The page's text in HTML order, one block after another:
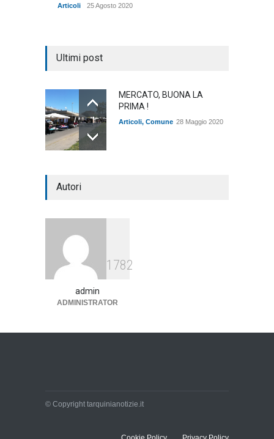
Articoli 25 Agosto 2020
Ultimi post
MERCATO, BUONA LA
PRIMA !
Articoli, Comune 28 Maggio 2020
Autori
1782
admin
ADMINISTRATOR
© Copyright tarquinianotizie.it